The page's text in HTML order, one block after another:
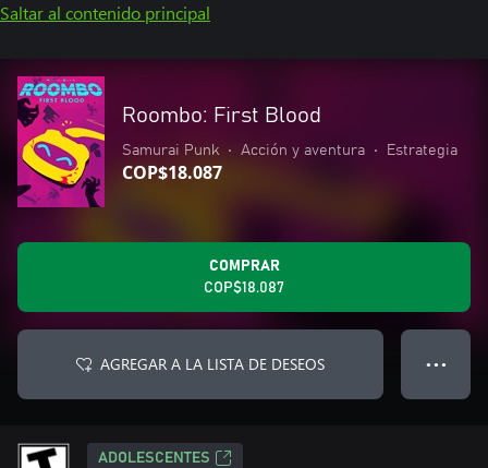
Saltar al contenido principal
Roombo: First Blood
Samurai Punk • Acción y aventura • Estrategia
COP$18.087
COMPRAR
COP$18.087
AGREGAR A LA LISTA DE DESEOS ● ● ●
ADOLESCENTES